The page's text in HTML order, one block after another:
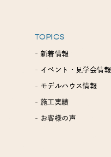
TOPICS
- 新着情報
- イベント・見学会情報
- モデルハウス情報
- 施工実績
- お客様の声